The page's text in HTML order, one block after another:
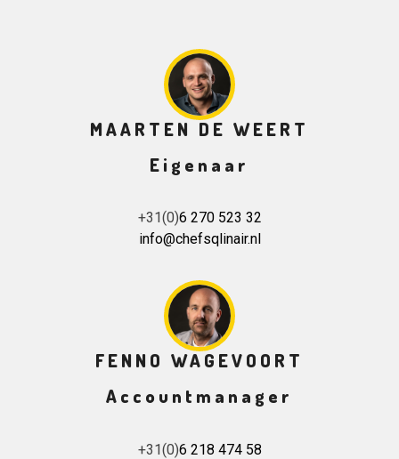
MAARTEN DE WEERT
Eigenaar
+31(0)6 270 523 32
info@chefsqlinair.nl
FENNO WAGEVOORT
Accountmanager
+31(0)6 218 474 58